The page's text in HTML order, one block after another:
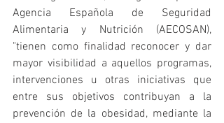
Agencia Española de Seguridad
Alimentaria y Nutrición (AECOSAN),
"tienen como finalidad reconocer y dar
mayor visibilidad a aquellos programas,
intervenciones u otras iniciativas que
entre sus objetivos contribuyan a la
prevención de la obesidad, mediante la